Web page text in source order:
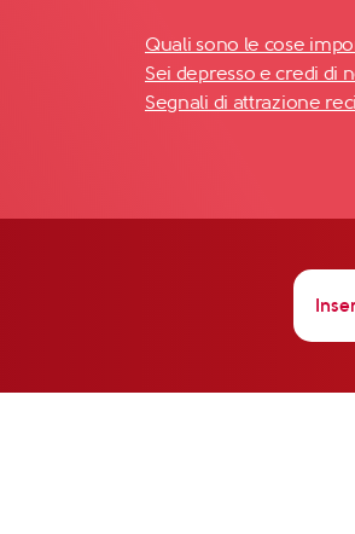
Quali sono le cose
Sei depresso e credi di
Segnali di attrazione